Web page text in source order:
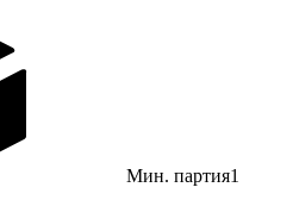
Мин. партия1